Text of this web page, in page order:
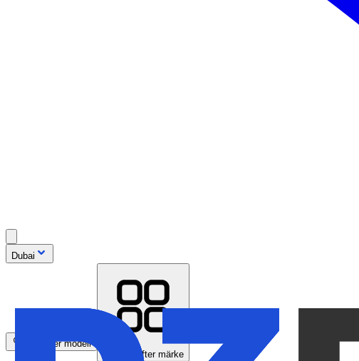
Dubai
Sök efter modell
Bläddra efter märke